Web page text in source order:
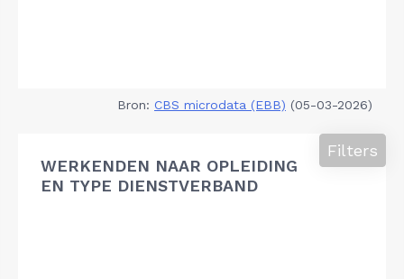
Bron: CBS microdata (EBB) (05-03-2026)
WERKENDEN NAAR OPLEIDING
EN TYPE DIENSTVERBAND
Filters